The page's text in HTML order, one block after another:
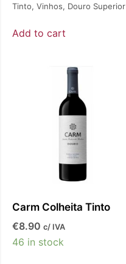
Tinto, Vinhos, Douro Superior
Add to cart
Carm Colheita Tinto
€8.90 c/ IVA
46 in stock